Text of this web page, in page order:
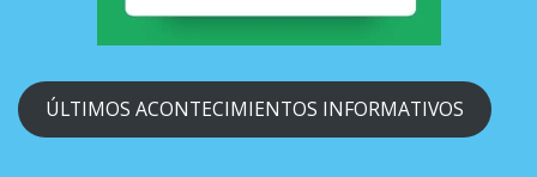
ÚLTIMOS ACONTECIMIENTOS INFORMATIVOS